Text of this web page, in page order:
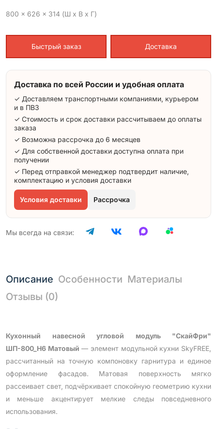
800 x 626 x 314 (Ш x В x Г)
Быстрый заказ Доставка
Доставка по всей России и удобная оплата
✓ Доставляем транспортными компаниями, курьером
и в ПВЗ
✓ Стоимость и срок доставки рассчитываем до оплаты
заказа
✓ Возможна рассрочка до 6 месяцев
✓ Для собственной доставки доступна оплата при
получении
✓ Перед отправкой менеджер подтвердит наличие,
комплектацию и условия доставки
Условия доставки Рассрочка
Мы всегда на связи:
Описание Особенности Материалы
Отзывы (0)
Кухонный навесной угловой модуль "СкайФри"
ШП-800_Н6 Матовый — элемент модульной кухни SkyFREE,
рассчитанный на точную компоновку гарнитура и единое
оформление фасадов. Матовая поверхность мягко
рассеивает свет, подчёркивает спокойную геометрию кухни
и меньше акцентирует мелкие следы повседневного
использования.